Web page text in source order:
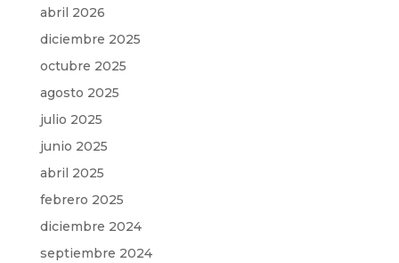
abril 2026
diciembre 2025
octubre 2025
agosto 2025
julio 2025
junio 2025
abril 2025
febrero 2025
diciembre 2024
septiembre 2024